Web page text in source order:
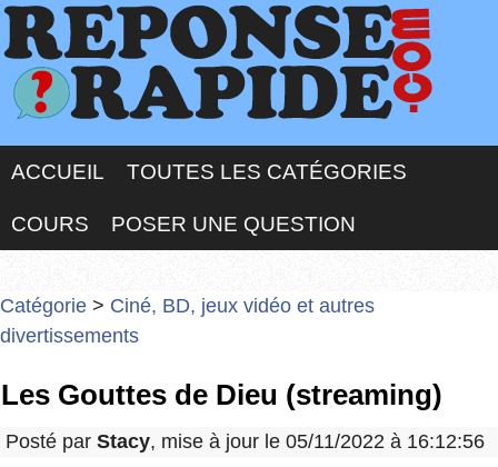
ACCUEIL TOUTES LES CATÉGORIES
COURS POSER UNE QUESTION
Catégorie > Ciné, BD, jeux vidéo et autres
divertissements
Les Gouttes de Dieu (streaming)
Posté par Stacy, mise à jour le 05/11/2022 à 16:12:56